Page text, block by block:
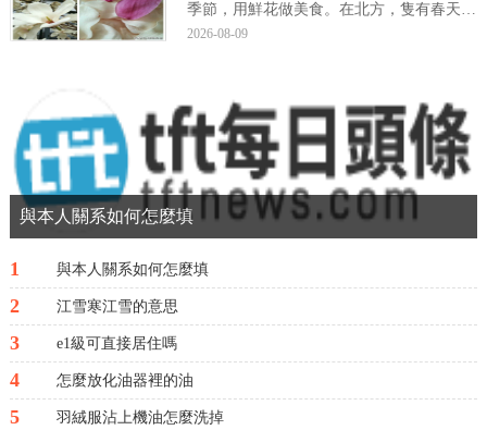
季節，用鮮花做美食。在北方，隻有春天
時，才會鮮花盛開。北方人會趁着春花爛漫
蘭花，又名木蘭...
2026-08-09
與本人關系如何怎麼填
1 與本人關系如何怎麼填
2 江雪寒江雪的意思
3 e1級可直接居住嗎
4 怎麼放化油器裡的油
5 羽絨服沾上機油怎麼洗掉